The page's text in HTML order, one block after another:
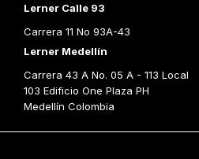
Lerner Calle 93
Carrera 11 No 93A-43
Lerner Medellín
Carrera 43 A No. 05 A - 113 Local
103 Edificio One Plaza PH
Medellín Colombia